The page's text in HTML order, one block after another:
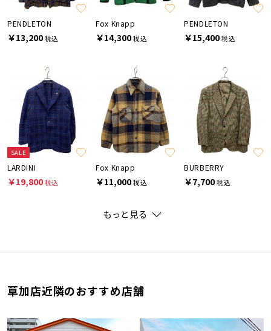
PENDLETON
￥13,200税込
Fox Knapp
￥14,300税込
PENDLETON
￥15,400税込
SALE
LARDINI
￥19,800税込
Fox Knapp
￥11,000税込
BURBERRY
￥7,700税込
もっと見る
草加店近隣のおすすめ店舗